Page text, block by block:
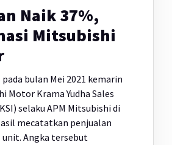
Naik 37%,
Mitsubishi
bulan Mei 2021 kemarin
Motor Krama Yudha Sales
selaku APM Mitsubishi di
mecatatkan penjualan
unit. Angka tersebut